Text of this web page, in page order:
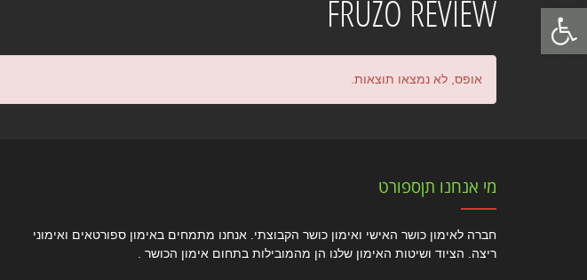
פתח סרגל נגישות FRUZO REVIEW
אופס, לא נמצאו תוצאות.
מי אנחנו תןספורט
חברה לאימון כושר האישי ואימון כושר הקבוצתי. אנחנו מתמחים באימון ספורטאים ואימוני
ריצה. הציוד ושיטות האימון שלנו הן מהמובילות בתחום אימון הכושר .